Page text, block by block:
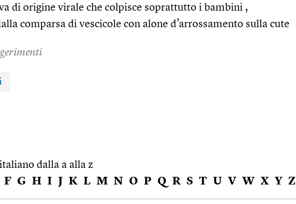
di origine virale che colpisce soprattutto i bambini ,
comparsa di vescicole con alone d’arrossamento sulla cute
dalla a alla z
F G H I J K L M N O P Q R S T U V W X Y Z